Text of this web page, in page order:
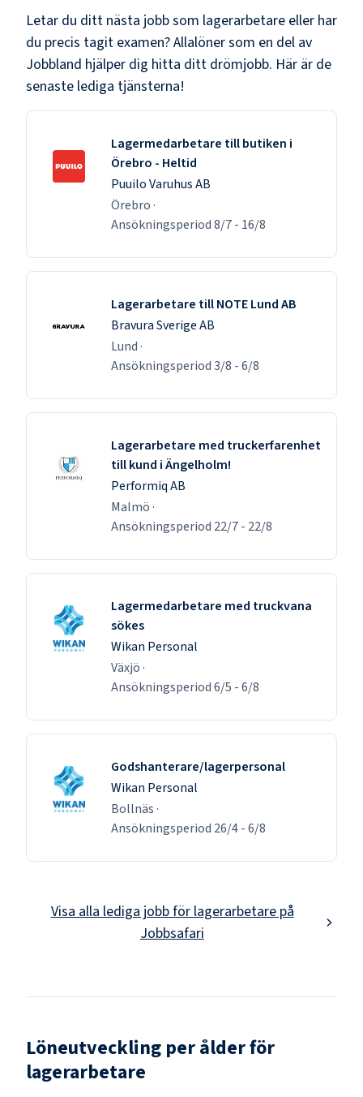
Letar du ditt nästa jobb som lagerarbetare eller har
du precis tagit examen? Allalöner som en del av
Jobbland hjälper dig hitta ditt drömjobb. Här är de
senaste lediga tjänsterna!
Lagermedarbetare till butiken i
Örebro - Heltid
Puuilo Varuhus AB
Örebro ·
Ansökningsperiod8/7- 16/8
Lagerarbetare till NOTE Lund AB
Bravura Sverige AB
Lund ·
Ansökningsperiod3/8 -6/8
Lagerarbetare med truckerfarenhet
till kund i Ängelholm!
Performiq AB
Malmö ·
Ansökningsperiod 22/7- 22/8
Lagermedarbetare med truckvana
sökes
Wikan Personal
Växjö ·
Ansökningsperiod6/5 -6/8
Godshanterare/lagerpersonal
Wikan Personal
Bollnäs ·
Ansökningsperiod 26/4-6/8
Visa alla lediga jobb för lagerarbetarepå
Jobbsafari
Löneutveckling per ålder för
lagerarbetare